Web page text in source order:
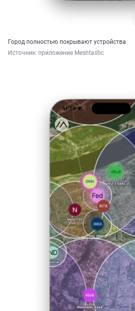
Город полностью покрывают устройства
Источник: приложение Meshtastic